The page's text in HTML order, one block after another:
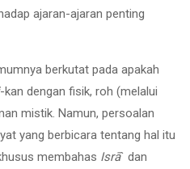
ajaran-ajaran penting
berkutat pada apakah
-kan dengan fisik, roh (melalui
mistik. Namun, persoalan
yang berbicara tentang hal itu
membahas Isrā` dan